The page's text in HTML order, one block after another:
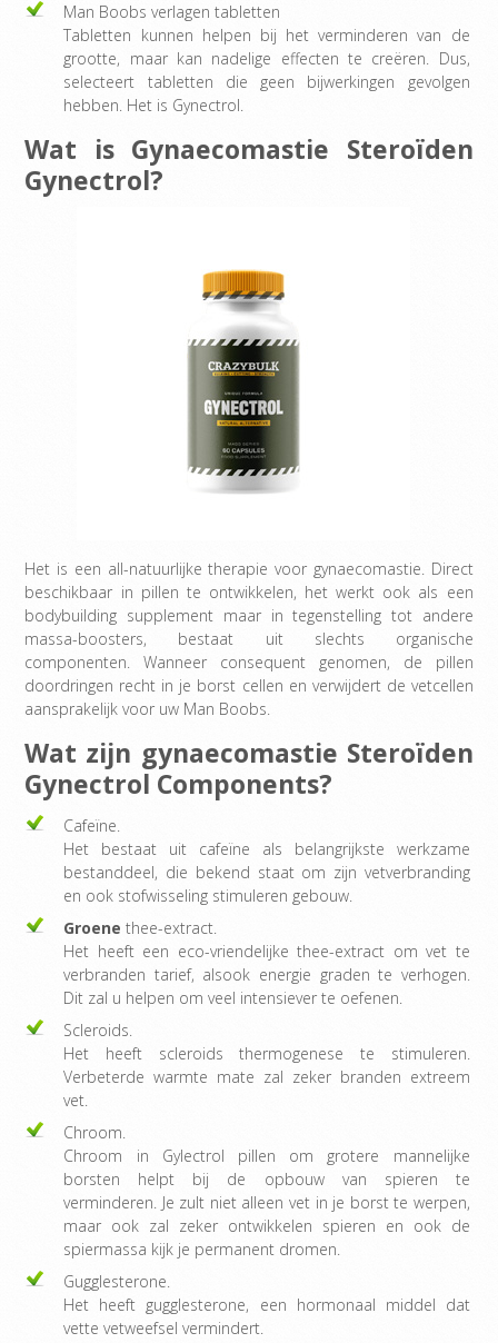
Man Boobs verlagen tabletten
Tabletten kunnen helpen bij het ​​verminderen van de
grootte, maar kan nadelige effecten te creëren. Dus,
selecteert tabletten die geen bijwerkingen gevolgen
hebben. Het is Gynectrol.
Wat is Gynaecomastie Steroïden
Gynectrol?
Het is een all-natuurlijke therapie voor gynaecomastie. Direct
beschikbaar in pillen te ontwikkelen, het werkt ook als een
bodybuilding supplement maar in tegenstelling tot andere
massa-boosters, bestaat uit slechts organische
componenten. Wanneer consequent genomen, de pillen
doordringen recht in je borst cellen en verwijdert de vetcellen
aansprakelijk voor uw Man Boobs.
Wat zijn gynaecomastie Steroïden
Gynectrol Components?
Cafeïne.
Het bestaat uit cafeïne als belangrijkste werkzame
bestanddeel, die bekend staat om zijn vetverbranding
en ook stofwisseling stimuleren gebouw.
Groenethee-extract.
Het heeft een eco-vriendelijke thee-extract om vet te
verbranden tarief, alsook energie graden te verhogen.
Dit zal u helpen om veel intensiever te oefenen.
Scleroids.
Het heeft scleroids thermogenese te stimuleren.
Verbeterde warmte mate zal zeker branden extreem
vet.
Chroom.
Chroom in Gylectrol pillen om grotere mannelijke
borsten helpt bij de opbouw van spieren te
verminderen. Je zult niet alleen vet in je borst te werpen,
maar ook zal zeker ontwikkelen spieren en ook de
spiermassa kijk je permanent dromen.
Gugglesterone.
Het heeft gugglesterone, een hormonaal middel dat
vette vetweefsel vermindert.